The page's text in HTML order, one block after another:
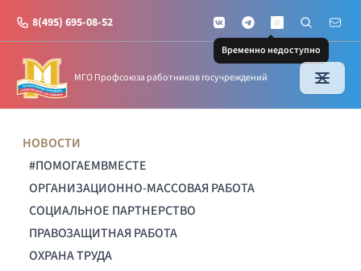
8(495) 695-08-52 VKontakteTelegramMAX
Временно недоступно
Поиск по
Почта
МГО Профсоюза работников госучреждений
НОВОСТИ
#ПОМОГАЕМВМЕСТЕ
ОРГАНИЗАЦИОННО-МАССОВАЯ РАБОТА
СОЦИАЛЬНОЕ ПАРТНЕРСТВО
ПРАВОЗАЩИТНАЯ РАБОТА
ОХРАНА ТРУДА